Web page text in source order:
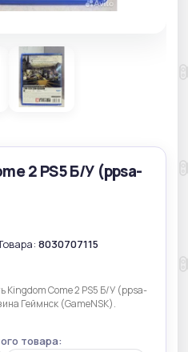
2 PS5 Б/У (ppsa-
8030707115
Kingdom Come 2 PS5 Б/У (ppsa-
Геймнск (GameNSK).
товара: